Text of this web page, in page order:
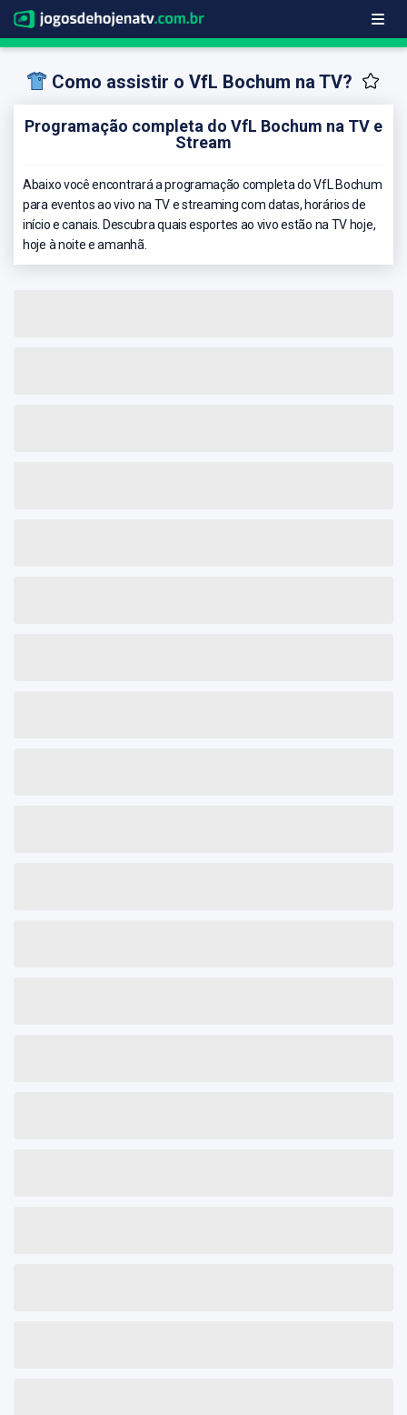
Como assistir o VfL Bochum na TV?
Programação completa do VfL Bochum na TV e
Stream
Abaixo você encontrará a programação completa do VfL Bochum
para eventos ao vivo na TV e streaming com datas, horários de
início e canais. Descubra quais esportes ao vivo estão na TV hoje,
hoje à noite e amanhã.